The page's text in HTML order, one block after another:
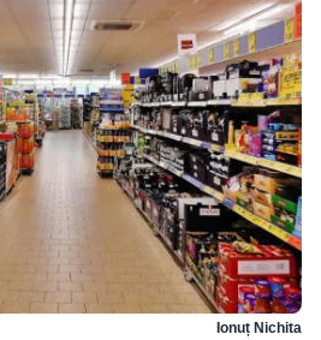
Ionuț Nichita